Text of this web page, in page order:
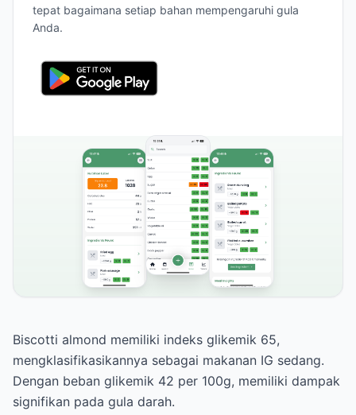
tepat bagaimana setiap bahan mempengaruhi gula
Anda.
Biscotti almond memiliki indeks glikemik 65,
mengklasifikasikannya sebagai makanan IG sedang.
Dengan beban glikemik 42 per 100g, memiliki dampak
signifikan pada gula darah.